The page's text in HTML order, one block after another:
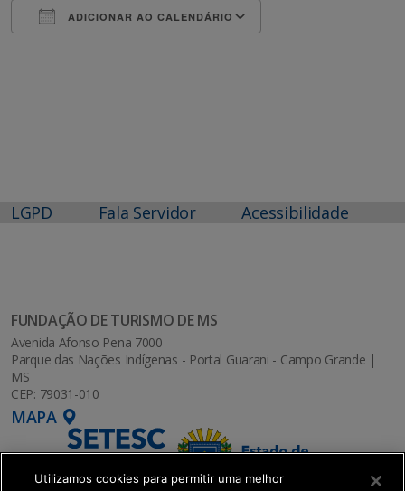
ADICIONAR AO CALENDÁRIO
LGPD Fala Servidor Acessibilidade
FUNDAÇÃO DE TURISMO DE MS
Avenida Afonso Pena 7000
Parque das Nações Indígenas - Portal Guarani - Campo Grande |
MS
CEP: 79031-010
MAPA
Utilizamos cookies para permitir uma melhor